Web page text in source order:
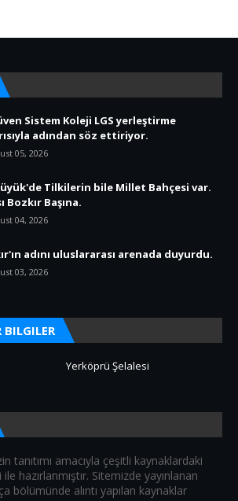
Sistem Koleji LGS yerleştirme
adından söz ettiriyor.
05, 2026
Tilkilerin bile Millet Bahçesi var.
Bozkır Başına.
04, 2026
adını uluslararası arenada duyurdu.
03, 2026
Yerköprü Şelalesi
tanıtımı amacıyla çeşitli kaynaklardaki
hazırlanmıştır. Sitemizde yayınlanan
bölümünde alıntı yapılan kaynaklar